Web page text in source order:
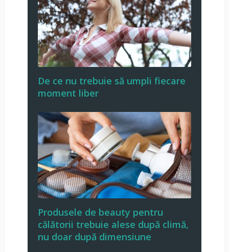
De ce nu trebuie să umpli fiecare
moment liber
Produsele de beauty pentru
călătorii trebuie alese după climă,
nu doar după dimensiune